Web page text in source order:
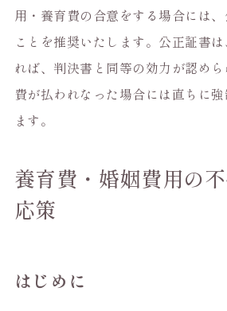
用・養育費の合意をする場合には
ことを推奨いたします。公正証書
れば、判決書と同等の効力が認め
費が払われなった場合には直ちに
ます。
養育費・婚姻費用の
応策
はじめに